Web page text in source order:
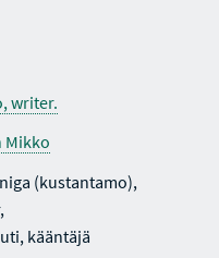
writer.
Mikko
(kustantamo),
kääntäjä